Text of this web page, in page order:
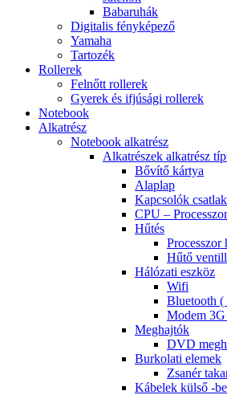
Babaruhák
Digitalis fényképező
Yamaha
Tartozék
Rollerek
Felnőtt rollerek
Gyerek és ifjúsági rollerek
Notebook
Alkatrész
Notebook alkatrész
Alkatrészek alkatrész
Bővítő kártya
Alaplap
Kapcsolók
CPU – Processzor
Hűtés
Processzor
Hűtő
Hálózati eszköz
Wifi
Bluetooth (
Modem 3G
Meghajtók
DVD
Burkolati elemek
Zsanér
Kábelek külső -